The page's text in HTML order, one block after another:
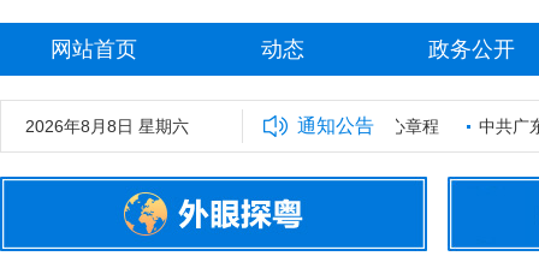
网站首页 动态 政务公开
2026年8月8日 星期六 通知公告
拟录用工作人员名单公示 广东省外事保障中心章程 中共广